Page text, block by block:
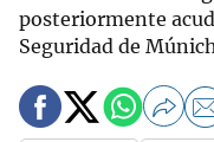
posteriormente
Seguridad de